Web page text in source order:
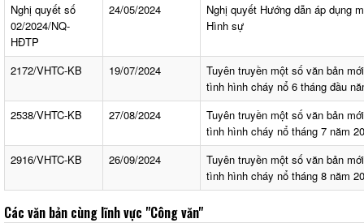
Nghị quyết số
02/2024/NQ-
HĐTP
24/05/2024
Nghị quyết Hướng dẫn áp dụng
Hình sự
2172/VHTC-KB 19/07/2024
Tuyên truyền một số văn bản
tình hình cháy nổ 6 tháng đầu
2538/VHTC-KB
27/08/2024
Tuyên truyền một số văn bản
tình hình cháy nổ tháng 7 năm
2916/VHTC-KB
26/09/2024
Tuyên truyền một số văn bản
tình hình cháy nổ tháng 8 năm
Các văn bản cùng lĩnh vực "Công văn"